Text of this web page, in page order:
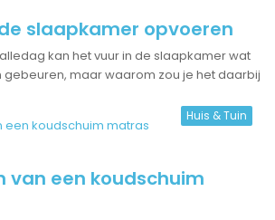
slaapkamer opvoeren
kan het vuur in de slaapkamer wat
gebeuren, maar waarom zou je het daarbij
Huis & Tuin
van een koudschuim